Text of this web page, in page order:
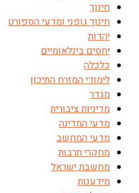
חינוך
חינוך גופני ומדעי הספורט
יהדות
יחסים בינלאומיים
כלכלה
לימודי המזרח התיכון
מגדר
מדיניות ציבורית
מדעי המדינה
מדעי המחשב
מחקרי תרבות
מחשבת ישראל
מידענות